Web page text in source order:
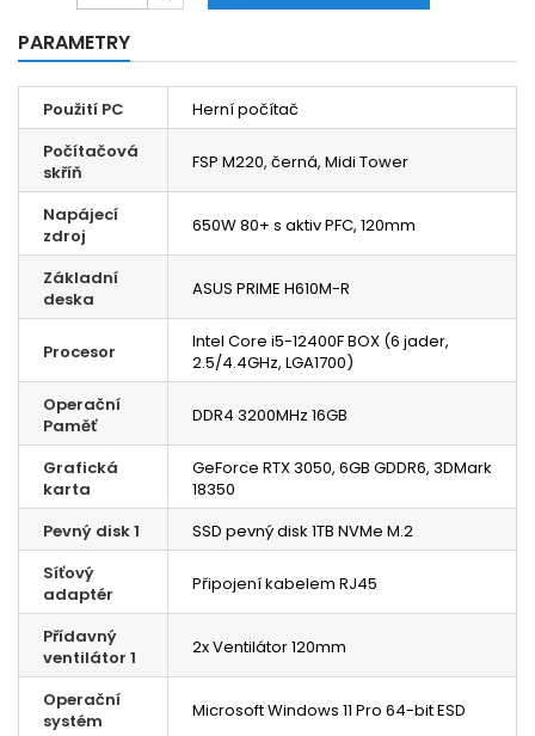
PARAMETRY
Použití PC
Herní počítač
Počítačová
skříň
FSP M220, černá, Midi Tower
Napájecí
zdroj
650W 80+ s aktiv PFC, 120mm
Základní
deska
ASUS PRIME H610M-R
Procesor
Intel Core i5-12400F BOX (6 jader,
2.5/4.4GHz, LGA1700)
Operační
Paměť
DDR4 3200MHz 16GB
Grafická
karta
GeForce RTX 3050, 6GB GDDR6, 3DMark
18350
Pevný disk 1
SSD pevný disk 1TB NVMe M.2
Síťový
adaptér
Připojení kabelem RJ45
Přídavný
ventilátor 1
2x Ventilátor 120mm
Operační
systém
Microsoft Windows 11 Pro 64-bit ESD